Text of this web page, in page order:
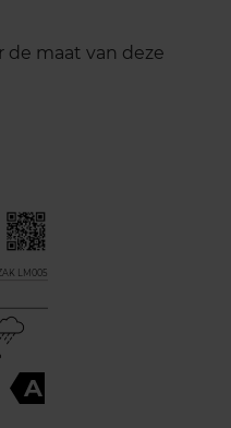
de maat van deze
LM005
A